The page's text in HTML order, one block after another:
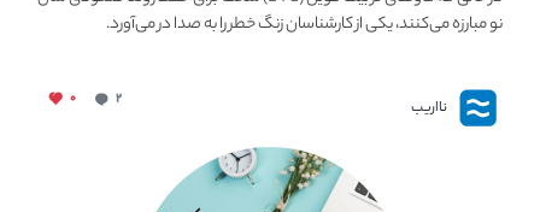
نو مبارزه می‌کنند، یکی از کارشناسان زنگ خطر را به صدا در می‌آورد.
نااریب ۲ ۰